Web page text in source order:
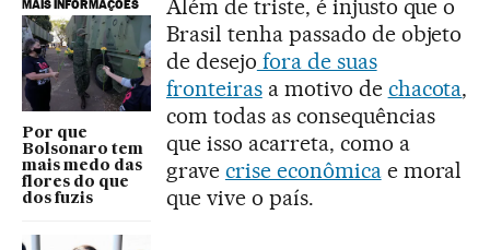
MAIS INFORMAÇÕES
Por que
Bolsonaro tem
mais medo das
flores do que
dos fuzis
Além de triste, é injusto que o
Brasil tenha passado de objeto
de desejo fora de suas
fronteirasa motivo de chacota,
com todas as consequências
que isso acarreta, como a
grave crise econômicae moral
que vive o país.